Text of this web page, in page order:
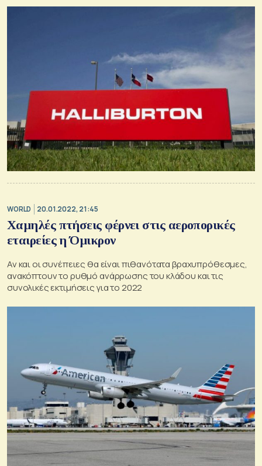
WORLD 20.01.2022, 21:45
Χαμηλές πτήσεις φέρνει στις αεροπορικές
εταιρείες η Όμικρον
Αν και οι συνέπειες θα είναι πιθανότατα βραχυπρόθεσμες,
ανακόπτουν το ρυθμό ανάρρωσης του κλάδου και τις
συνολικές εκτιμήσεις για το 2022